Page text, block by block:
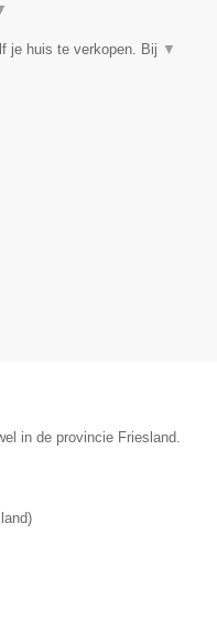
je huis te verkopen. Bij ▼
in de provincie Friesland.
)